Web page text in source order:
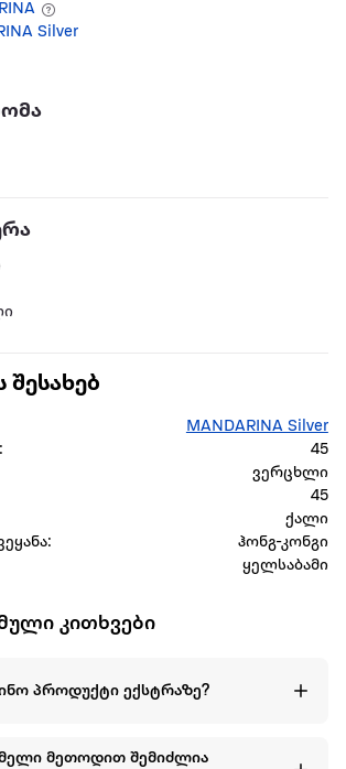
Silver
MANDARINA Silver
45
ვერცხლი
45
ქალი
ჰონგ-კონგი
ყელსაბამი
კითხვები
პროდუქტი ექსტრაზე?
მეთოდით შემიძლია